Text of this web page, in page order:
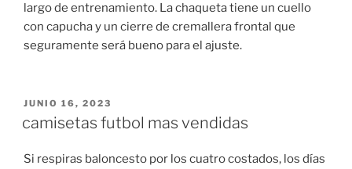
largo de entrenamiento. La chaqueta tiene un cuello
con capucha y un cierre de cremallera frontal que
seguramente será bueno para el ajuste.
PUBLICADO
JUNIO 16, 2023
camisetas futbol mas vendidas
Si respiras baloncesto por los cuatro costados, los días